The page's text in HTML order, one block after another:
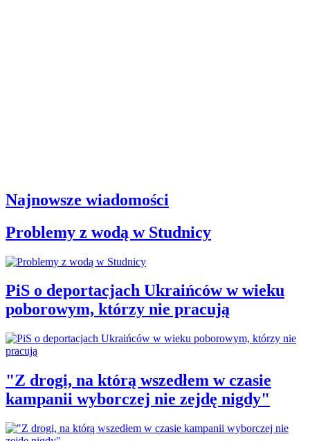
Najnowsze wiadomości
Problemy z wodą w Studnicy
PiS o deportacjach Ukraińców w wieku
poborowym, którzy nie pracują
"Z drogi, na którą wszedłem w czasie
kampanii wyborczej nie zejdę nigdy"